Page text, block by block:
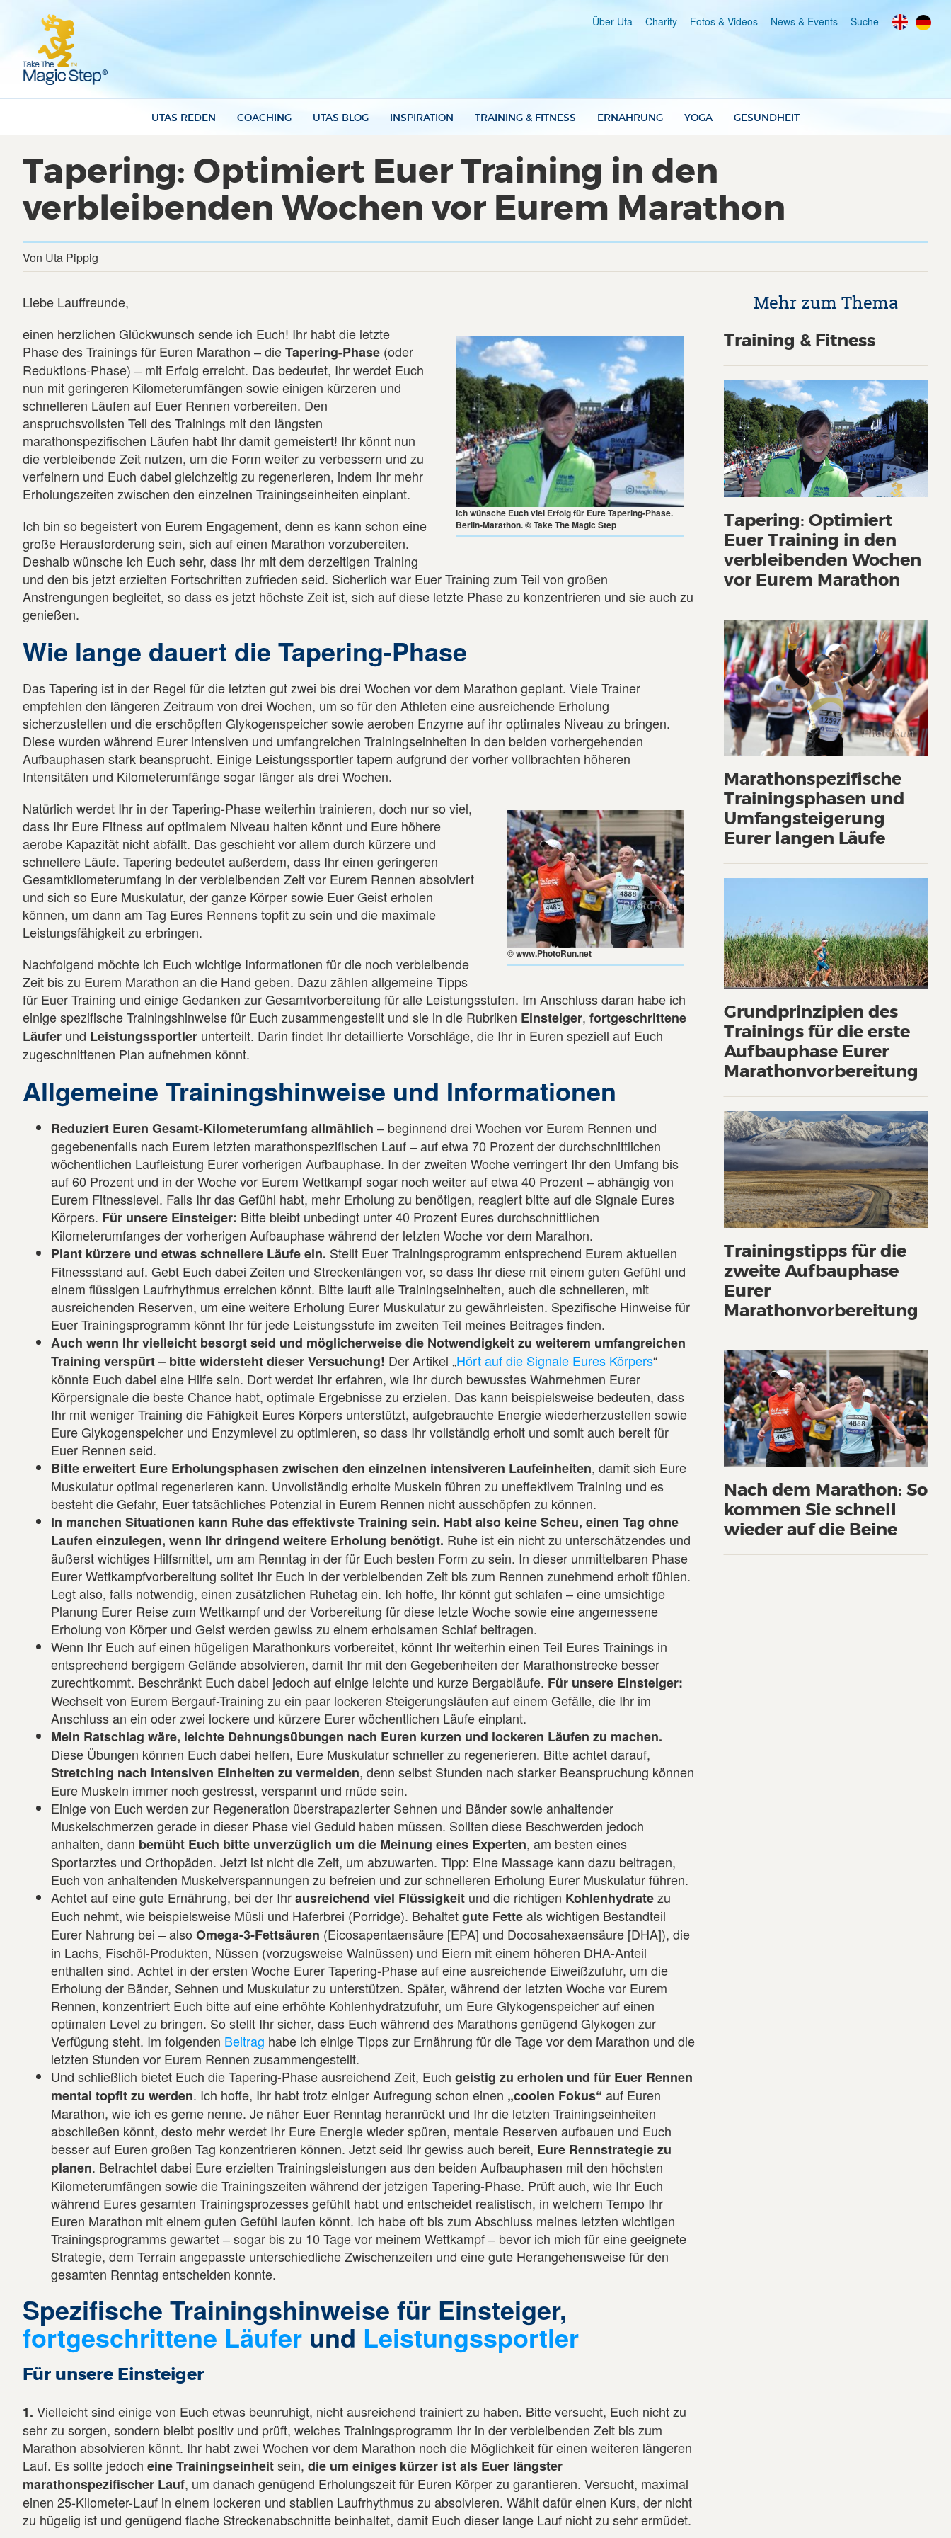
UTAS REDEN COACHING UTAS BLOG INSPIRATION TRAINING & FITNESS ERNÄHRUNG YOGA GESUNDHEIT
Über Uta Charity Fotos & Videos News & Events Suche
Tapering: Optimiert Euer Training in den
verbleibenden Wochen vor Eurem Marathon
Von Uta Pippig
Liebe Lauffreunde,
Ich wünsche Euch viel Erfolg für Eure Tapering-Phase.
Berlin-Marathon. © Take The Magic Step
einen herzlichen Glückwunsch sende ich Euch! Ihr habt die letzte
Phase des Trainings für Euren Marathon ‒ dieTapering-Phase (oder
Reduktions-Phase) ‒ mit Erfolg erreicht. Das bedeutet, Ihr werdet Euch
nun mit geringeren Kilometerumfängen sowie einigen kürzeren und
schnelleren Läufen auf Euer Rennen vorbereiten. Den
anspruchsvollsten Teil des Trainings mit den längsten
marathonspezifischen Läufen habt Ihr damit gemeistert! Ihr könnt nun
die verbleibende Zeit nutzen, um die Form weiter zu verbessern und zu
verfeinern und Euch dabei gleichzeitig zu regenerieren, indem Ihr mehr
Erholungszeiten zwischen den einzelnen Trainingseinheiten einplant.
Ich bin so begeistert von Eurem Engagement, denn es kann schon eine
große Herausforderung sein, sich auf einen Marathon vorzubereiten.
Deshalb wünsche ich Euch sehr, dass Ihr mit dem derzeitigen Training
und den bis jetzt erzielten Fortschritten zufrieden seid. Sicherlich war Euer Training zum Teil von großen
Anstrengungen begleitet, so dass es jetzt höchste Zeit ist, sich auf diese letzte Phase zu konzentrieren und sie auch zu
genießen.
Wie lange dauert die Tapering-Phase
Das Tapering ist in der Regel für die letzten gut zwei bis drei Wochen vor dem Marathon geplant. Viele Trainer
empfehlen den längeren Zeitraum von drei Wochen, um so für den Athleten eine ausreichende Erholung
sicherzustellen und die erschöpften Glykogenspeicher sowie aeroben Enzyme auf ihr optimales Niveau zu bringen.
Diese wurden während Eurer intensiven und umfangreichen Trainingseinheiten in den beiden vorhergehenden
Aufbauphasen stark beansprucht. Einige Leistungssportler tapern aufgrund der vorher vollbrachten höheren
Intensitäten und Kilometerumfänge sogar länger als drei Wochen.
© www.PhotoRun.net
Natürlich werdet Ihr in der Tapering-Phase weiterhin trainieren, doch nur so viel,
dass Ihr Eure Fitness auf optimalem Niveau halten könnt und Eure höhere
aerobe Kapazität nicht abfällt. Das geschieht vor allem durch kürzere und
schnellere Läufe. Tapering bedeutet außerdem, dass Ihr einen geringeren
Gesamtkilometerumfang in der verbleibenden Zeit vor Eurem Rennen absolviert
und sich so Eure Muskulatur, der ganze Körper sowie Euer Geist erholen
können, um dann am Tag Eures Rennens topfit zu sein und die maximale
Leistungsfähigkeit zu erbringen.
Nachfolgend möchte ich Euch wichtige Informationen für die noch verbleibende
Zeit bis zu Eurem Marathon an die Hand geben. Dazu zählen allgemeine Tipps
für Euer Training und einige Gedanken zur Gesamtvorbereitung für alle Leistungsstufen. Im Anschluss daran habe ich
einige spezifische Trainingshinweise für Euch zusammengestellt und sie in die Rubriken Einsteiger, fortgeschrittene
Läufer und Leistungssportler unterteilt. Darin findet Ihr detaillierte Vorschläge, die Ihr in Euren speziell auf Euch
zugeschnittenen Plan aufnehmen könnt.
Allgemeine Trainingshinweise und Informationen
Reduziert Euren Gesamt-Kilometerumfang allmählich ‒ beginnend drei Wochen vor Eurem Rennen und
gegebenenfalls nach Eurem letzten marathonspezifischen Lauf ‒ auf etwa 70 Prozent der durchschnittlichen
wöchentlichen Laufleistung Eurer vorherigen Aufbauphase. In der zweiten Woche verringert Ihr den Umfang bis
auf 60 Prozent und in der Woche vor Eurem Wettkampf sogar noch weiter auf etwa 40 Prozent ‒ abhängig von
Eurem Fitnesslevel. Falls Ihr das Gefühl habt, mehr Erholung zu benötigen, reagiert bitte auf die Signale Eures
Körpers. Für unsere Einsteiger: Bitte bleibt unbedingt unter 40 Prozent Eures durchschnittlichen
Kilometerumfanges der vorherigen Aufbauphase während der letzten Woche vor dem Marathon.
Plant kürzere und etwas schnellere Läufe ein. Stellt Euer Trainingsprogramm entsprechend Eurem aktuellen
Fitnessstand auf. Gebt Euch dabei Zeiten und Streckenlängen vor, so dass Ihr diese mit einem guten Gefühl und
einem flüssigen Laufrhythmus erreichen könnt. Bitte lauft alle Trainingseinheiten, auch die schnelleren, mit
ausreichenden Reserven, um eine weitere Erholung Eurer Muskulatur zu gewährleisten. Spezifische Hinweise für
Euer Trainingsprogramm könnt Ihr für jede Leistungsstufe im zweiten Teil meines Beitrages finden.
Auch wenn Ihr vielleicht besorgt seid und möglicherweise die Notwendigkeit zu weiterem umfangreichen
Training verspürt‒ bitte widersteht dieser Versuchung! Der Artikel „Hört auf die Signale Eures Körpers“
könnte Euch dabei eine Hilfe sein. Dort werdet Ihr erfahren, wie Ihr durch bewusstes Wahrnehmen Eurer
Körpersignale die beste Chance habt, optimale Ergebnisse zu erzielen. Das kann beispielsweise bedeuten, dass
Ihr mit weniger Training die Fähigkeit Eures Körpers unterstützt, aufgebrauchte Energie wiederherzustellen sowie
Eure Glykogenspeicher und Enzymlevel zu optimieren, so dass Ihr vollständig erholt und somit auch bereit für
Euer Rennen seid.
Bitte erweitert Eure Erholungsphasen zwischen den einzelnen intensiveren Laufeinheiten, damit sich Eure
Muskulatur optimal regenerieren kann. Unvollständig erholte Muskeln führen zu uneffektivem Training und es
besteht die Gefahr, Euer tatsächliches Potenzial in Eurem Rennen nicht ausschöpfen zu können.
In manchen Situationen kann Ruhe das effektivste Training sein. Habt also keine Scheu, einen Tag ohne
Laufen einzulegen, wenn Ihr dringend weitere Erholung benötigt. Ruhe ist ein nicht zu unterschätzendes und
äußerst wichtiges Hilfsmittel, um am Renntag in der für Euch besten Form zu sein. In dieser unmittelbaren Phase
Eurer Wettkampfvorbereitung solltet Ihr Euch in der verbleibenden Zeit bis zum Rennen zunehmend erholt fühlen.
Legt also, falls notwendig, einen zusätzlichen Ruhetag ein. Ich hoffe, Ihr könnt gut schlafen ‒ eine umsichtige
Planung Eurer Reise zum Wettkampf und der Vorbereitung für diese letzte Woche sowie eine angemessene
Erholung von Körper und Geist werden gewiss zu einem erholsamen Schlaf beitragen.
Wenn Ihr Euch auf einen hügeligen Marathonkurs vorbereitet, könnt Ihr weiterhin einen Teil Eures Trainings in
entsprechend bergigem Gelände absolvieren, damit Ihr mit den Gegebenheiten der Marathonstrecke besser
zurechtkommt. Beschränkt Euch dabei jedoch auf einige leichte und kurze Bergabläufe. Für unsere Einsteiger:
Wechselt von Eurem Bergauf-Training zu ein paar lockeren Steigerungsläufen auf einem Gefälle, die Ihr im
Anschluss an ein oder zwei lockere und kürzere Eurer wöchentlichen Läufe einplant.
Mein Ratschlag wäre, leichte Dehnungsübungen nach Euren kurzen und lockeren Läufen zu machen.
Diese Übungen können Euch dabei helfen, Eure Muskulatur schneller zu regenerieren. Bitte achtet darauf,
Stretching nach intensiven Einheiten zu vermeiden, denn selbst Stunden nach starker Beanspruchung können
Eure Muskeln immer noch gestresst, verspannt und müde sein.
Einige von Euch werden zur Regeneration überstrapazierter Sehnen und Bänder sowie anhaltender
Muskelschmerzen gerade in dieser Phase viel Geduld haben müssen. Sollten diese Beschwerden jedoch
anhalten, dann bemüht Euch bitte unverzüglich um die Meinung eines Experten, am besten eines
Sportarztes und Orthopäden. Jetzt ist nicht die Zeit, um abzuwarten. Tipp: Eine Massage kann dazu beitragen,
Euch von anhaltenden Muskelverspannungen zu befreien und zur schnelleren Erholung Eurer Muskulatur führen.
Achtet auf eine gute Ernährung, bei der Ihrausreichend viel Flüssigkeit und die richtigen Kohlenhydratezu
Euch nehmt, wie beispielsweise Müsli und Haferbrei (Porridge). Behaltetgute Fetteals wichtigen Bestandteil
Eurer Nahrung bei ‒ also Omega-3-Fettsäuren (Eicosapentaensäure [EPA] und Docosahexaensäure [DHA]), die
in Lachs, Fischöl-Produkten, Nüssen (vorzugsweise Walnüssen) und Eiern mit einem höheren DHA-Anteil
enthalten sind. Achtet in der ersten Woche Eurer Tapering-Phase auf eine ausreichende Eiweißzufuhr, um die
Erholung der Bänder, Sehnen und Muskulatur zu unterstützen. Später, während der letzten Woche vor Eurem
Rennen, konzentriert Euch bitte auf eine erhöhte Kohlenhydratzufuhr, um Eure Glykogenspeicher auf einen
optimalen Level zu bringen. So stellt Ihr sicher, dass Euch während des Marathons genügend Glykogen zur
Verfügung steht. Im folgenden Beitrag habe ich einige Tipps zur Ernährung für die Tage vor dem Marathon und die
letzten Stunden vor Eurem Rennen zusammengestellt.
Und schließlich bietet Euch die Tapering-Phase ausreichend Zeit, Euch geistig zu erholen und für Euer Rennen
mental topfit zu werden. Ich hoffe, Ihr habt trotz einiger Aufregung schon einen „coolen Fokus“ auf Euren
Marathon, wie ich es gerne nenne. Je näher Euer Renntag heranrückt und Ihr die letzten Trainingseinheiten
abschließen könnt, desto mehr werdet Ihr Eure Energie wieder spüren, mentale Reserven aufbauen und Euch
besser auf Euren großen Tag konzentrieren können. Jetzt seid Ihr gewiss auch bereit, Eure Rennstrategie zu
planen. Betrachtet dabei Eure erzielten Trainingsleistungen aus den beiden Aufbauphasen mit den höchsten
Kilometerumfängen sowie die Trainingszeiten während der jetzigen Tapering-Phase. Prüft auch, wie Ihr Euch
während Eures gesamten Trainingsprozesses gefühlt habt und entscheidet realistisch, in welchem Tempo Ihr
Euren Marathon mit einem guten Gefühl laufen könnt. Ich habe oft bis zum Abschluss meines letzten wichtigen
Trainingsprogramms gewartet ‒ sogar bis zu 10 Tage vor meinem Wettkampf ‒ bevor ich mich für eine geeignete
Strategie, dem Terrain angepasste unterschiedliche Zwischenzeiten und eine gute Herangehensweise für den
gesamten Renntag entscheiden konnte.
Spezifische Trainingshinweise für Einsteiger,
fortgeschrittene Läufer und Leistungssportler
Für unsere Einsteiger
1. Vielleicht sind einige von Euch etwas beunruhigt, nicht ausreichend trainiert zu haben. Bitte versucht, Euch nicht zu
sehr zu sorgen, sondern bleibt positiv und prüft, welches Trainingsprogramm Ihr in der verbleibenden Zeit bis zum
Marathon absolvieren könnt. Ihr habt zwei Wochen vor dem Marathon noch die Möglichkeit für einen weiteren längeren
Lauf. Es sollte jedoch eine Trainingseinheitsein, die um einiges kürzer ist als Euer längster
marathonspezifischer Lauf, um danach genügend Erholungszeit für Euren Körper zu garantieren. Versucht, maximal
einen 25-Kilometer-Lauf in einem lockeren und stabilen Laufrhythmus zu absolvieren. Wählt dafür einen Kurs, der nicht
zu hügelig ist und genügend flache Streckenabschnitte beinhaltet, damit Euch dieser lange Lauf nicht zu sehr ermüdet.
Mehr zum Thema
Training & Fitness
Tapering: Optimiert
Euer Training in den
verbleibenden Wochen
vor Eurem Marathon
Marathonspezifische
Trainingsphasen und
Umfangsteigerung
Eurer langen Läufe
Grundprinzipien des
Trainings für die erste
Aufbauphase Eurer
Marathonvorbereitung
Trainingstipps für die
zweite Aufbauphase
Eurer
Marathonvorbereitung
Nach dem Marathon: So
kommen Sie schnell
wieder auf die Beine